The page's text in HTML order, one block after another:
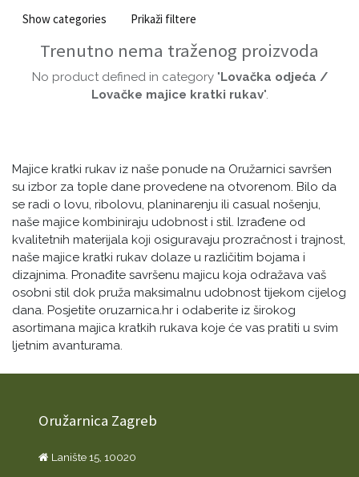
Show categories Prikaži filtere
Trenutno nema traženog proizvoda
No product defined in category "Lovačka odjeća /
Lovačke majice kratki rukav".
Majice kratki rukav iz naše ponude na Oružarnici savršen
su izbor za tople dane provedene na otvorenom. Bilo da
se radi o lovu, ribolovu, planinarenju ili casual nošenju,
naše majice kombiniraju udobnost i stil. Izrađene od
kvalitetnih materijala koji osiguravaju prozračnost i trajnost,
naše majice kratki rukav dolaze u različitim bojama i
dizajnima. Pronađite savršenu majicu koja odražava vaš
osobni stil dok pruža maksimalnu udobnost tijekom cijelog
dana. Posjetite oruzarnica.hr i odaberite iz širokog
asortimana majica kratkih rukava koje će vas pratiti u svim
ljetnim avanturama.
Oružarnica Zagreb
Lanište 15, 10020